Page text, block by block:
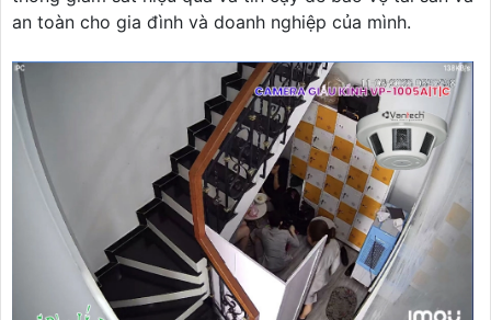
an toàn cho gia đình và doanh nghiệp của mình.